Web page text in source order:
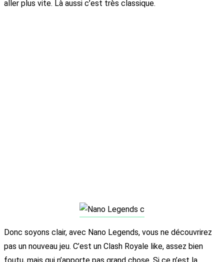
aller plus vite. Là aussi c’est très classique.
Donc soyons clair, avec Nano Legends, vous ne découvrirez
pas un nouveau jeu. C’est un Clash Royale like, assez bien